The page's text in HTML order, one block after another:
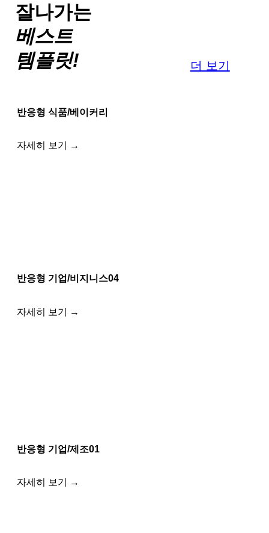
잘나가는
베스트
템플릿!
더 보기
반응형 식품/베이커리
자세히 보기 →
반응형 기업/비지니스04
자세히 보기 →
반응형 기업/제조01
자세히 보기 →